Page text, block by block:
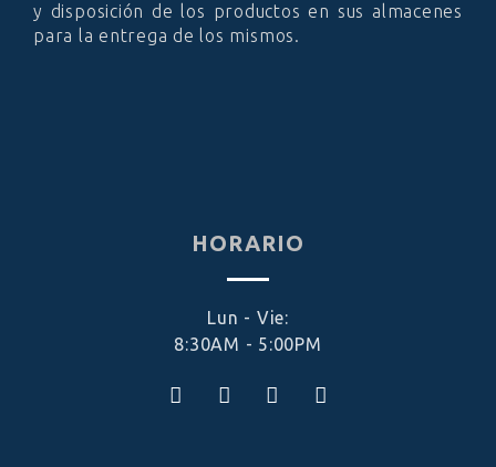
y disposición de los productos en sus almacenes
para la entrega de los mismos.
HORARIO
Lun - Vie:
8:30AM - 5:00PM